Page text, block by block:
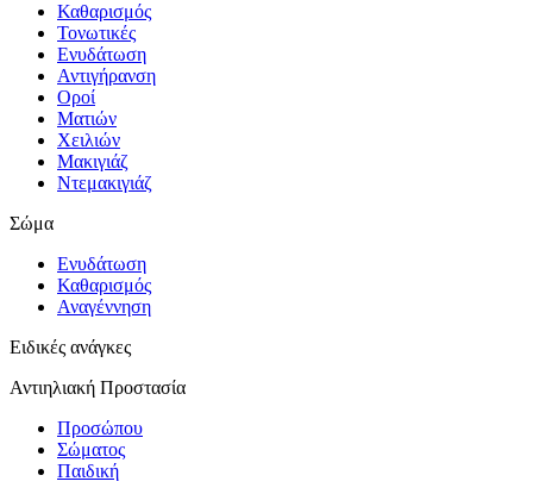
Καθαρισμός
Τονωτικές
Ενυδάτωση
Αντιγήρανση
Οροί
Ματιών
Χειλιών
Μακιγιάζ
Ντεμακιγιάζ
Σώμα
Ενυδάτωση
Καθαρισμός
Αναγέννηση
Ειδικές ανάγκες
Αντιηλιακή Προστασία
Προσώπου
Σώματος
Παιδική